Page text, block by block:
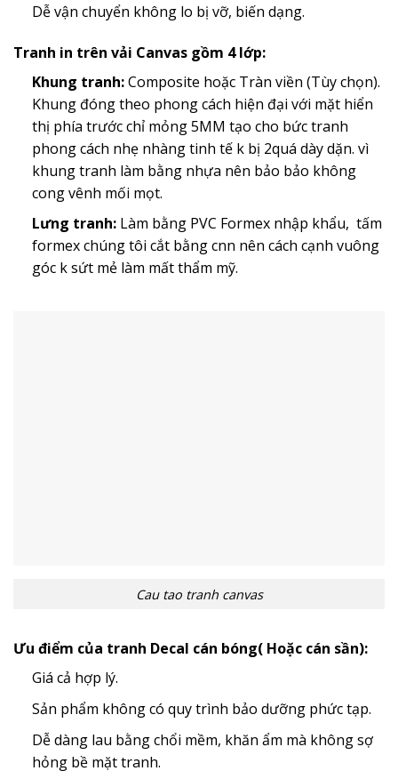
Dễ vận chuyển không lo bị vỡ, biến dạng.
Tranh in trên vải Canvas gồm 4 lớp:
Khung tranh:Composite hoặc Tràn viền (Tùy chọn).
Khung đóng theo phong cách hiện đại với mặt hiển
thị phía trước chỉ mỏng 5MM tạo cho bức tranh
phong cách nhẹ nhàng tinh tế k bị 2quá dày dặn. vì
khung tranh làm bằng nhựa nên bảo bảo không
cong vênh mối mọt.
Lưng tranh:Làm bằng PVC Formex nhập khẩu, tấm
formex chúng tôi cắt bằng cnn nên cách cạnh vuông
góc k sứt mẻ làm mất thẩm mỹ.
Cau tao tranh canvas
Ưu điểm của tranh Decal cán bóng( Hoặc cán sần):
Giá cả hợp lý.
Sản phẩm không có quy trình bảo dưỡng phức tạp.
Dễ dàng lau bằng chổi mềm, khăn ẩm mà không sợ
hỏng bề mặt tranh.